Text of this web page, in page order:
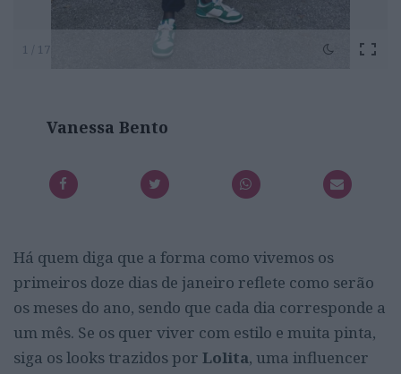
1 / 17
Vanessa Bento
Há quem diga que a forma como vivemos os
primeiros doze dias de janeiro reflete como serão
os meses do ano, sendo que cada dia corresponde a
um mês. Se os quer viver com estilo e muita pinta,
siga os looks trazidos por Lolita, uma influencer